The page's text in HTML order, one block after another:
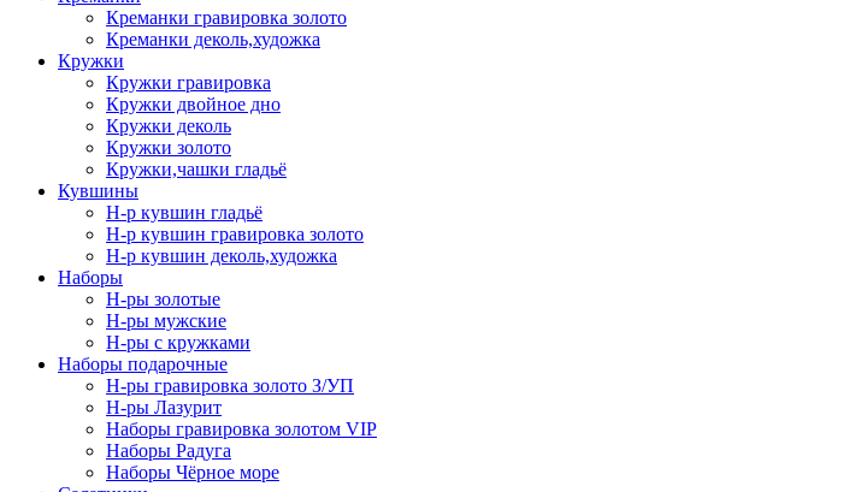
Креманки гравировка золото
Креманки деколь,художка
Кружки
Кружки гравировка
Кружки двойное дно
Кружки деколь
Кружки золото
Кружки,чашки гладьё
Кувшины
Н-р кувшин гладьё
Н-р кувшин гравировка золото
Н-р кувшин деколь,художка
Наборы
Н-ры золотые
Н-ры мужские
Н-ры с кружками
Наборы подарочные
Н-ры гравировка золото З/УП
Н-ры Лазурит
Наборы гравировка золотом VIP
Наборы Радуга
Наборы Чёрное море